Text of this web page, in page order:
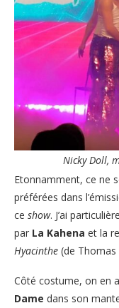
Nicky Doll,
Etonnamment, ce ne
préférées dans
ce show. J’ai
par La Kahena et la
Hyacinthe (de Thomas
Côté costume, on en
Dame dans son